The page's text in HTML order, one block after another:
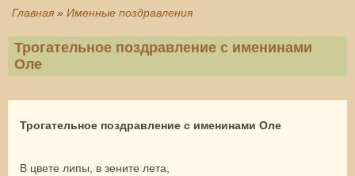
Главная » Именные поздравления
Трогательное поздравление с именинами
Оле
Трогательное поздравление с именинами Оле
В цвете липы, в зените лета,